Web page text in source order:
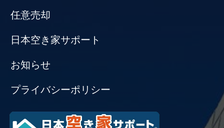
任意売却
日本空き家サポート
お知らせ
プライバシーポリシー